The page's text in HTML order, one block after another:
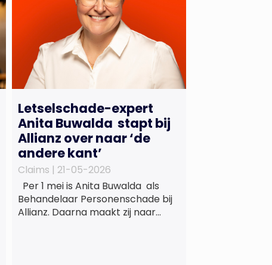
Letselschade-expert
Anita Buwalda stapt bij
Allianz over naar ‘de
andere kant’
Claims | 21-05-2026
Per 1 mei is Anita Buwalda als
Behandelaar Personenschade bij
Allianz. Daarna maakt zij naar